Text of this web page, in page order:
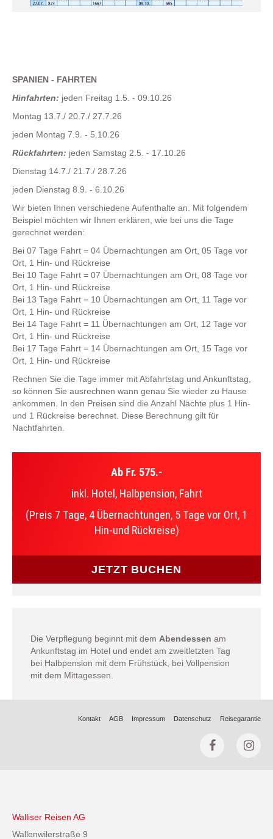
SPANIEN - FAHRTEN
Hinfahrten: jeden Freitag 1.5. - 09.10.26
Montag 13.7./ 20.7./ 27.7.26
jeden Montag 7.9. - 5.10.26
Rückfahrten: jeden Samstag 2.5. - 17.10.26
Dienstag 14.7./ 21.7./ 28.7.26
jeden Dienstag 8.9. - 6.10.26
Wir bieten Ihnen verschiedene Aufenthalte an. Mit folgendem
Beispiel möchten wir Ihnen erklären, wie bei uns die Tage
gerechnet werden:
Bei 07 Tage Fahrt = 04 Übernachtungen am Ort, 05 Tage vor
Ort, 1 Hin- und Rückreise
Bei 10 Tage Fahrt = 07 Übernachtungen am Ort, 08 Tage vor
Ort, 1 Hin- und Rückreise
Bei 13 Tage Fahrt = 10 Übernachtungen am Ort, 11 Tage vor
Ort, 1 Hin- und Rückreise
Bei 14 Tage Fahrt = 11 Übernachtungen am Ort, 12 Tage vor
Ort, 1 Hin- und Rückreise
Bei 17 Tage Fahrt = 14 Übernachtungen am Ort, 15 Tage vor
Ort, 1 Hin- und Rückreise
Rechnen Sie die Tage immer mit Abfahrtstag und Ankunftstag,
so können Sie ausrechnen wann genau Sie wieder zu Hause
ankommen. In den Preisen sind die Anzahl Nächte plus 1 Hin-
und 1 Rückreise berechnet. Diese Berechnung gilt für
Nachtfahrten.
Ab Fr. 575.-
inkl. Hotel, Halbpension, Fahrt
(Preis 7 Tage, 4 Übernachtungen, 5 Tage vor Ort, 1
Hin-und Rückreise)
JETZT BUCHEN
Die Verpflegung beginnt mit dem Abendessen am
Ankunftstag im Hotel und endet am zweitletzten Tag
bei Halbpension mit dem Frühstück, bei Vollpension
mit dem Mittagessen.
Kontakt AGB Impressum Datenschutz Reisegarantie
Walliser Reisen AG
Wallenwilerstraße 9